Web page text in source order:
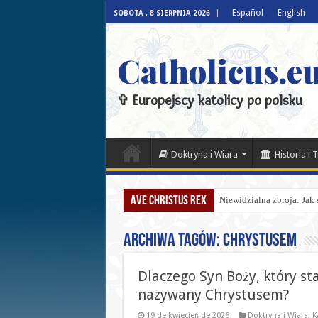
SOBOTA , 8 SIERPNIA 2026 Español English
✞ Europejscy katolicy po polsku
Doktryna i Wiara Historia i
Ave Christus Rex Niewidzialna zbroja: Jak
Archiwa tagów:Chrystusem
Dlaczego Syn Boży, który
nazywany Chrystusem?
19 de kwiecień de 2026 Doktryna i Wiara,